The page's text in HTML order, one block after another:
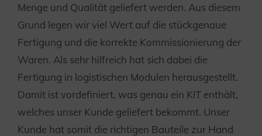
Menge und Qualität geliefert werden. Aus diesem
Grund legen wir viel Wert auf die stückgenaue
Fertigung und die korrekte Kommissionierung der
Waren. Als sehr hilfreich hat sich dabei die
Fertigung in logistischen Modulen herausgestellt.
Damit ist vordefiniert, was genau ein KIT enthält,
welches unser Kunde geliefert bekommt. Unser
Kunde hat somit die richtigen Bauteile zur Hand